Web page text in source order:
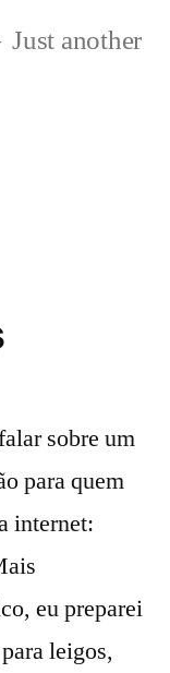
Just another
sobre um
para quem
internet:
eu preparei
leigos,